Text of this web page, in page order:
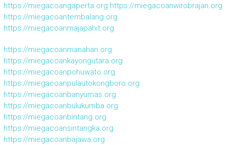
https://miegacoangaperta.org https://miegacoanwirobrajan.org
https://miegacoantembalang.org
https://miegacoanmajapahit.org
https://miegacoanmanahan.org
https://miegacoankayongutara.org
https://miegacoanpohuwato.org
https://miegacoanpulautokongboro.org
https://miegacoanbanyumas.org
https://miegacoanbulukumba.org
https://miegacoanbintang.org
https://miegacoansintangka.org
https://miegacoanbajawa.org